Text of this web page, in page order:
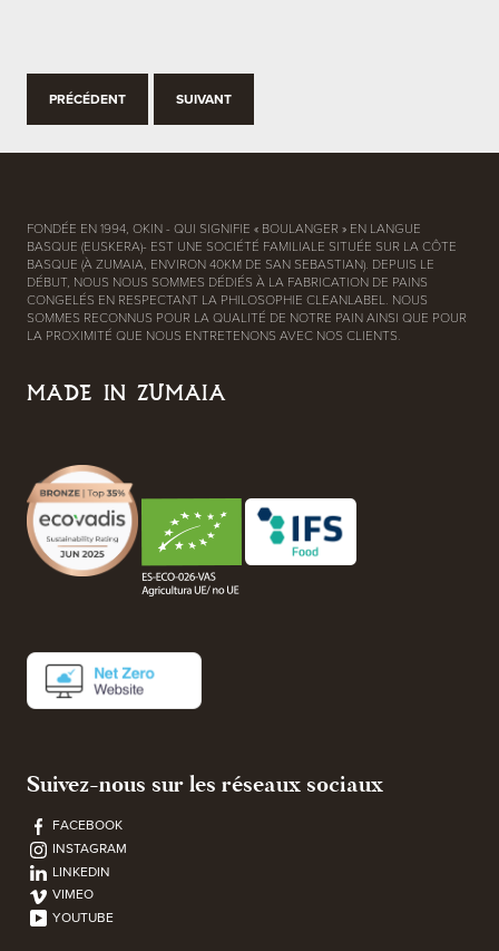
PRÉCÉDENT SUIVANT
FONDÉE EN 1994, OKIN - QUI SIGNIFIE « BOULANGER » EN LANGUE
BASQUE (EUSKERA)- EST UNE SOCIÉTÉ FAMILIALE SITUÉE SUR LA CÔTE
BASQUE (À ZUMAIA, ENVIRON 40KM DE SAN SEBASTIAN). DEPUIS LE
DÉBUT, NOUS NOUS SOMMES DÉDIÉS À LA FABRICATION DE PAINS
CONGELÉS EN RESPECTANT LA PHILOSOPHIE CLEANLABEL. NOUS
SOMMES RECONNUS POUR LA QUALITÉ DE NOTRE PAIN AINSI QUE POUR
LA PROXIMITÉ QUE NOUS ENTRETENONS AVEC NOS CLIENTS.
MADE IN ZUMAIA
Suivez-nous sur les réseaux sociaux
FACEBOOK
INSTAGRAM
LINKEDIN
VIMEO
YOUTUBE